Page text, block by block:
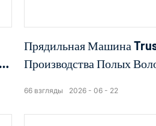
Прядильная Машина
Производства Полых
2026 06 22
66 взгляды